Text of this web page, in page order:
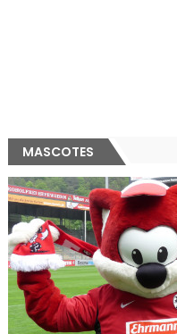
MASCOTES